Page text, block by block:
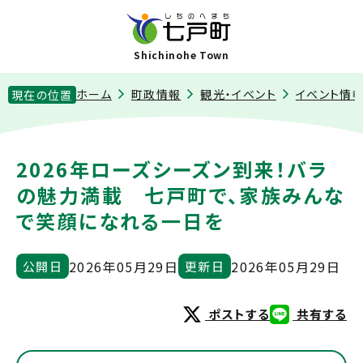
Shichinohe Town
現在の位置 ホーム 町政情報 観光・イベント イベント情
2026年ローズシーズン到来！バラ
の魅力満載 七戸町で、家族みんな
で笑顔になれる一日を
公開日 2026年05月29日 更新日 2026年05月29日
ポストする 共有する